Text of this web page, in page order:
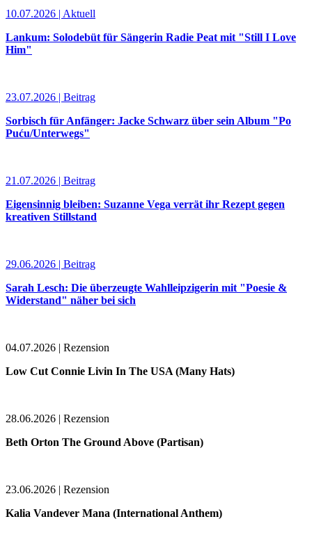
10.07.2026 | Aktuell
Lankum: Solodebüt für Sängerin Radie Peat mit "Still I Love
Him"
23.07.2026 | Beitrag
Sorbisch für Anfänger: Jacke Schwarz über sein Album "Po
Puću/Unterwegs"
21.07.2026 | Beitrag
Eigensinnig bleiben: Suzanne Vega verrät ihr Rezept gegen
kreativen Stillstand
29.06.2026 | Beitrag
Sarah Lesch: Die überzeugte Wahlleipzigerin mit "Poesie &
Widerstand" näher bei sich
04.07.2026 | Rezension
Low Cut Connie Livin In The USA (Many Hats)
28.06.2026 | Rezension
Beth Orton The Ground Above (Partisan)
23.06.2026 | Rezension
Kalia Vandever Mana (International Anthem)